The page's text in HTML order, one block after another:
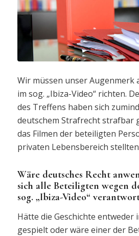
Wir müssen unser Augenmerk
im sog. „Ibiza-Video“ richten.
des Treffens haben sich
deutschem Strafrecht strafbar
das Filmen der beteiligten
privaten Lebensbereich
Wäre deutsches Recht
sich alle Beteiligten wegen
sog. „Ibiza-Video“
Hätte die Geschichte entweder
gespielt oder wäre einer der